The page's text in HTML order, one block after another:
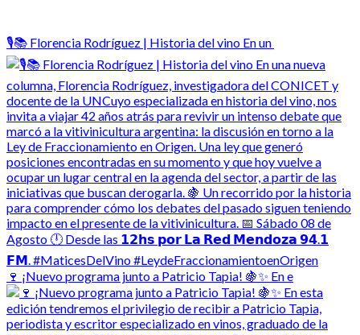
🎙️📚 Florencia Rodríguez | Historia del vino En un
🍷 ¡Nuevo programa junto a Patricio Tapia! 🍇✨ En e